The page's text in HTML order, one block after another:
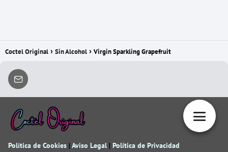
Coctel Original Sin Alcohol Virgin Sparkling Grapefruit
Política de Cookies |Aviso Legal | Política de Privacidad